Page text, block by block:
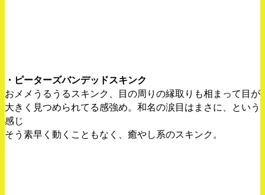
・ピーターズバンデッドスキンク
おメメうるうるスキンク、目の周りの縁取りも相まって目が
大きく見つめられてる感強め。和名の涙目はまさに、という
感じ
そう素早く動くこともなく、癒やし系のスキンク。